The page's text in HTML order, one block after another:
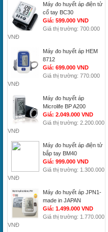
Máy đo huyết áp điện tử
cổ tay BC30
Giá: 599.000 VND
Giá thị trường: 700.000
VNĐ
Máy đo huyết áp HEM
8712
Giá: 699.000 VND
Giá thị trường: 770.000
VNĐ
Máy đo huyết áp
Microlife BP A200
Giá: 2.049.000 VND
Giá thị trường: 2.200.000
VNĐ
Máy đo huyết áp điện tử
bắp tay BM40
Giá: 999.000 VND
Giá thị trường: 1.300.000
VNĐ
Máy đo huyết áp JPN1-
made in JAPAN
Giá: 1.499.000 VND
Giá thị trường: 1.770.000
VNĐ